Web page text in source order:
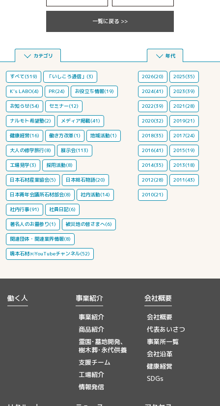
一覧に戻る >>
カテゴリ
すべて(519) 「いしころ通信」(3)
K's LABO(4) PR(24) お役立ち情報(19)
お知らせ(54) セミナー(12)
ナルモト希望塾(2) メディア掲載(41)
健康経営(16) 働き方改革(1) 地域活動(1)
大人の修学旅行(8) 展示会(113)
工場見学(3) 採用活動(8)
日本石材産業協会(5) 日本銘石物語(20)
日本青年会議所石材部会(8) 社内活動(14)
社内行事(91) 社員日記(6)
著名人のお墓参り(1) 被災地の皆さまへ(6)
関連団体・関連業界情報(8)
鳴本石材㈱YouTubeチャンネル(52)
年代
2026(20) 2025(35)
2024(41) 2023(39)
2022(39) 2021(28)
2020(32) 2019(21)
2018(35) 2017(24)
2016(41) 2015(19)
2014(35) 2013(18)
2012(28) 2011(43)
2010(21)
働く人 事業紹介
事業紹介
商品紹介
霊園･墓地開発、
樹木葬･永代供養
支援チーム
工場紹介
情報発信
会社概要
会社概要
代表あいさつ
事業所一覧
会社沿革
健康経営
SDGs